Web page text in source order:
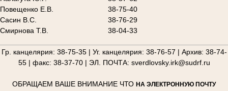
Повещенко Е.В.
38-75-40
Сасин В.С.
38-76-29
Смирнова Т.В.
38-04-33
Гр. канцелярия: 38-75-35 | Уг. канцелярия: 38-76-57 | Архив: 38-74-
55 | факс: 38-37-70 | ЭЛ. ПОЧТА: sverdlovsky.irk@sudrf.ru
ОБРАЩАЕМ ВАШЕ ВНИМАНИЕ ЧТО НА ЭЛЕКТРОННУЮ ПОЧТУ